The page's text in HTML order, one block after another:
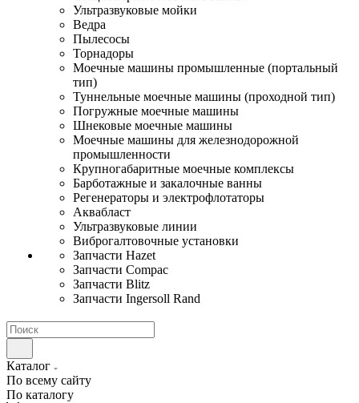
Ультразвуковые мойки
Ведра
Пылесосы
Торнадоры
Моечные машины промышленные (портальный
тип)
Туннельные моечные машины (проходной тип)
Погружные моечные машины
Шнековые моечные машины
Моечные машины для железнодорожной
промышленности
Крупногабаритные моечные комплексы
Барботажные и закалочные ванны
Регенераторы и электрофлотаторы
Аквабласт
Ультразвуковые линии
Виброгалтовочные установки
Запчасти Hazet
Запчасти Compac
Запчасти Blitz
Запчасти Ingersoll Rand
Каталог
По всему сайту
По каталогу